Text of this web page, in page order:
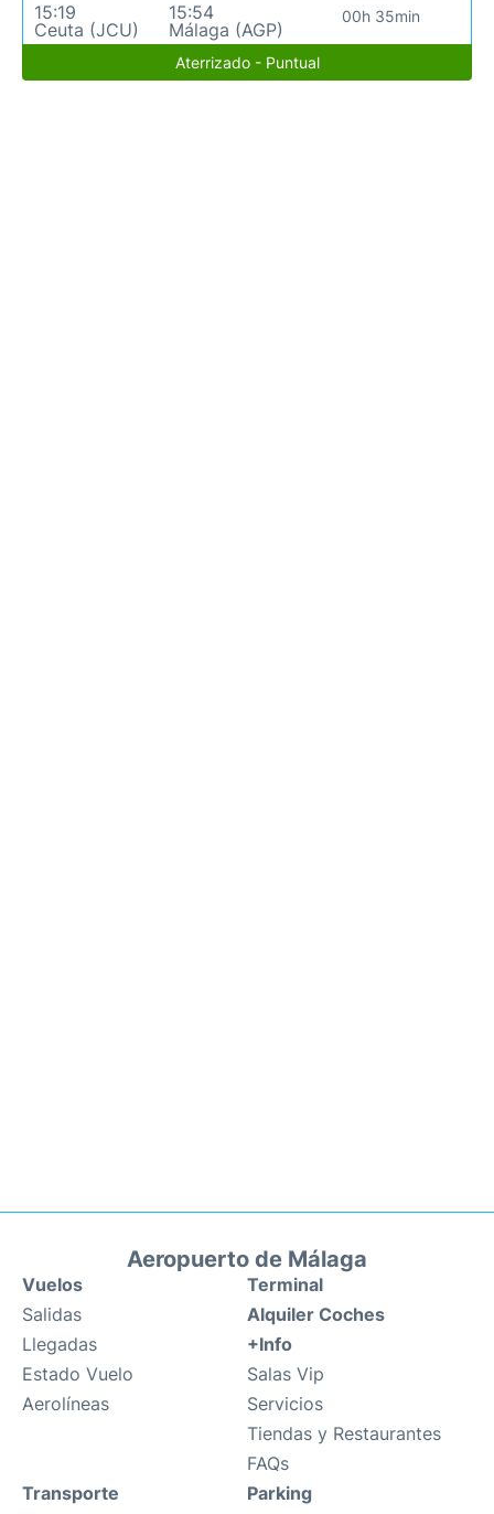
15:19
Ceuta (JCU)
15:54
Málaga (AGP)
00h 35min
Aterrizado - Puntual
Aeropuerto de Málaga
Vuelos
Salidas
Llegadas
Estado Vuelo
Aerolíneas
Terminal
Alquiler Coches
+Info
Salas Vip
Servicios
Tiendas y Restaurantes
FAQs
Transporte
Parking